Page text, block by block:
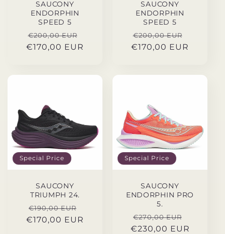
SAUCONY
ENDORPHIN
SPEED 5
Precio
habitual
€200,00 EUR
Price
€170,00 EUR
SAUCONY
ENDORPHIN
SPEED 5
Precio
habitual
€200,00 EUR
Price
€170,00 EUR
Special Price
SAUCONY
TRIUMPH 24.
Precio
habitual
€190,00 EUR
Price
€170,00 EUR
Special Price
SAUCONY
ENDORPHIN PRO
5.
Precio
habitual
€270,00 EUR
Price
€230,00 EUR